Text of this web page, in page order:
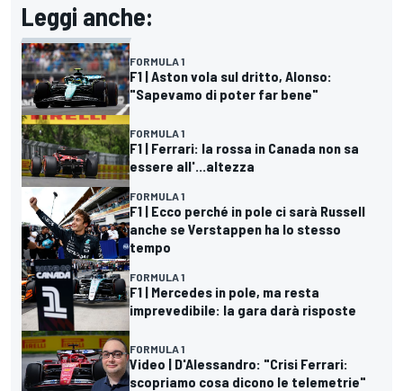
Leggi anche:
FORMULA 1
F1 | Aston vola sul dritto, Alonso:
"Sapevamo di poter far bene"
FORMULA 1
F1 | Ferrari: la rossa in Canada non sa
essere all'...altezza
FORMULA 1
F1 | Ecco perché in pole ci sarà Russell
anche se Verstappen ha lo stesso
tempo
FORMULA 1
F1 | Mercedes in pole, ma resta
imprevedibile: la gara darà risposte
FORMULA 1
Video | D'Alessandro: "Crisi Ferrari:
scopriamo cosa dicono le telemetrie"